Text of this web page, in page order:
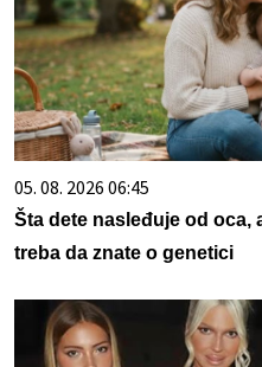
05. 08. 2026 06:45
Šta dete nasleđuje od oca,
treba da znate o genetici